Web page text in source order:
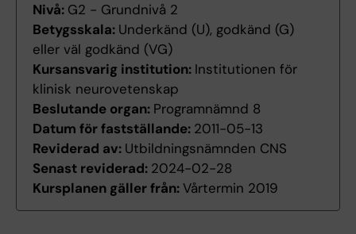
Nivå: G2 - Grundnivå 2
Betygsskala: Underkänd (U), godkänd (G)
eller väl godkänd (VG)
Kursansvarig institution: Institutionen för
klinisk neurovetenskap
Beslutande organ: Programnämnd 8
Datum för fastställande: 2011-05-13
Reviderad av: Utbildningsnämnden CNS
Senast reviderad: 2024-02-28
Kursplanen gäller från:Vårtermin 2019